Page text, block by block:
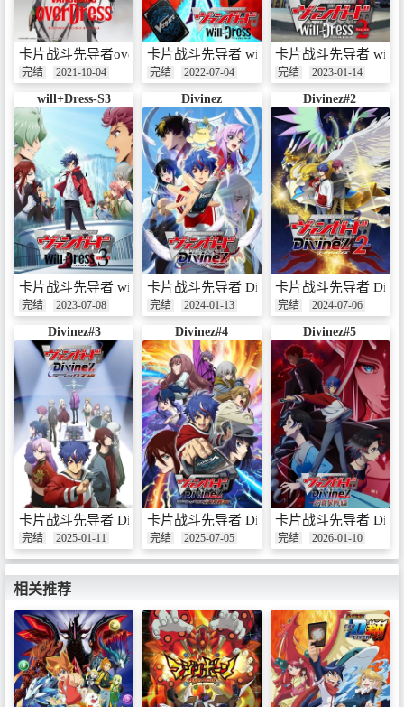
卡片战斗先导者overDress 第二季
完结 2021-10-04
卡片战斗先导者 will+Dress
完结 2022-07-04
卡片战斗先导者
完结 2023-01-14
will+Dress-S3
卡片战斗先导者 will+Dress 第三季
完结 2023-07-08
Divinez
卡片战斗先导者 DivineZ
完结 2024-01-13
Divinez#2
卡片战斗先导者
完结 2024-07-06
Divinez#3
卡片战斗先导者 Divinez Deluxe篇
完结 2025-01-11
Divinez#4
卡片战斗先导者 Divinez Deluxe决胜篇
完结 2025-07-05
Divinez#5
卡片战斗先导者
完结 2026-01-10
相关推荐